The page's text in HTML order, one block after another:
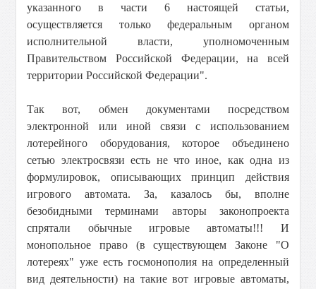
указанного в части 6 настоящей статьи,
осуществляется только федеральным органом
исполнительной власти, уполномоченным
Правительством Российской Федерации, на всей
территории Российской Федерации".
Так вот, обмен документами посредством
электронной или иной связи с использованием
лотерейного оборудования, которое объединено
сетью электросвязи есть не что иное, как одна из
формулировок, описывающих принцип действия
игрового автомата. За, казалось бы, вполне
безобидными терминами авторы законопроекта
спрятали обычные игровые автоматы!!! И
монопольное право (в существующем Законе "О
лотереях" уже есть госмонополия на определенный
вид деятельности) на такие вот игровые автоматы,